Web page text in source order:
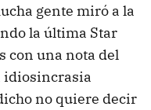
gente miró a la
la última Star
con una nota del
idiosincrasia
no quiere decir